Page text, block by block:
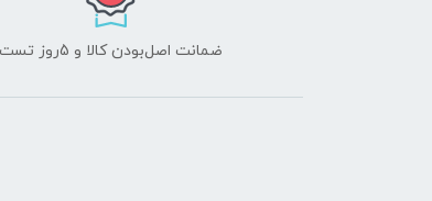
ضمانت اصل‌بودن کالا و 5روز تست